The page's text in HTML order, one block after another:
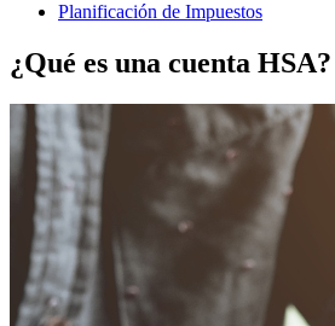
Planificación de Impuestos
¿Qué es una cuenta HSA?